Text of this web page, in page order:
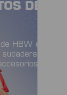
DE
HBW en la